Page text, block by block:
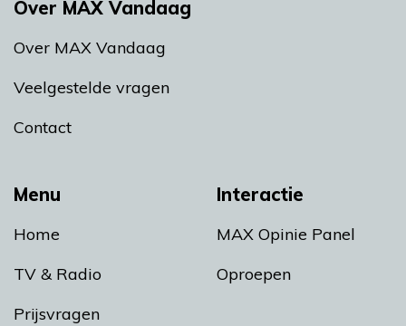
Menu
Home
TV & Radio
Prijsvragen
Interactie
MAX Opinie Panel
Oproepen
Over MAX Vandaag
Over MAX Vandaag
Veelgestelde vragen
Contact